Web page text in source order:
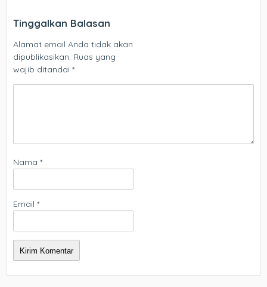
Tinggalkan Balasan
Alamat email Anda tidak akan
dipublikasikan. Ruas yang
wajib ditandai*
Nama*
Email*